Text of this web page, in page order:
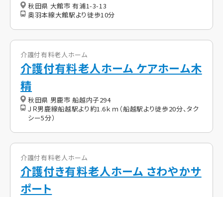
秋田県 大館市 有浦1-3-13
奥羽本線大館駅より徒歩10分
介護付有料老人ホーム
介護付有料老人ホーム ケアホーム木
精
秋田県 男鹿市 船越内子294
ＪＲ男鹿線船越駅より約1.6ｋｍ（船越駅より徒歩20分、タク
シー5分）
介護付有料老人ホーム
介護付き有料老人ホーム さわやかサ
ポート